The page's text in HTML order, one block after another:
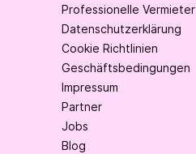
Professionelle Vermieter
Datenschutzerklärung
Cookie Richtlinien
Geschäftsbedingungen
Impressum
Partner
Jobs
Blog